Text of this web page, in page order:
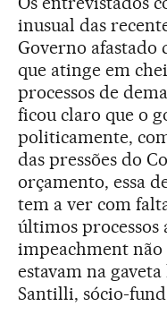
inusual das
Governo
que atinge em
processos de
ficou claro que o
politicamente,
das pressões do
orçamento, essa
tem a ver com
últimos processos
impeachment
estavam na
Santilli, sócio-